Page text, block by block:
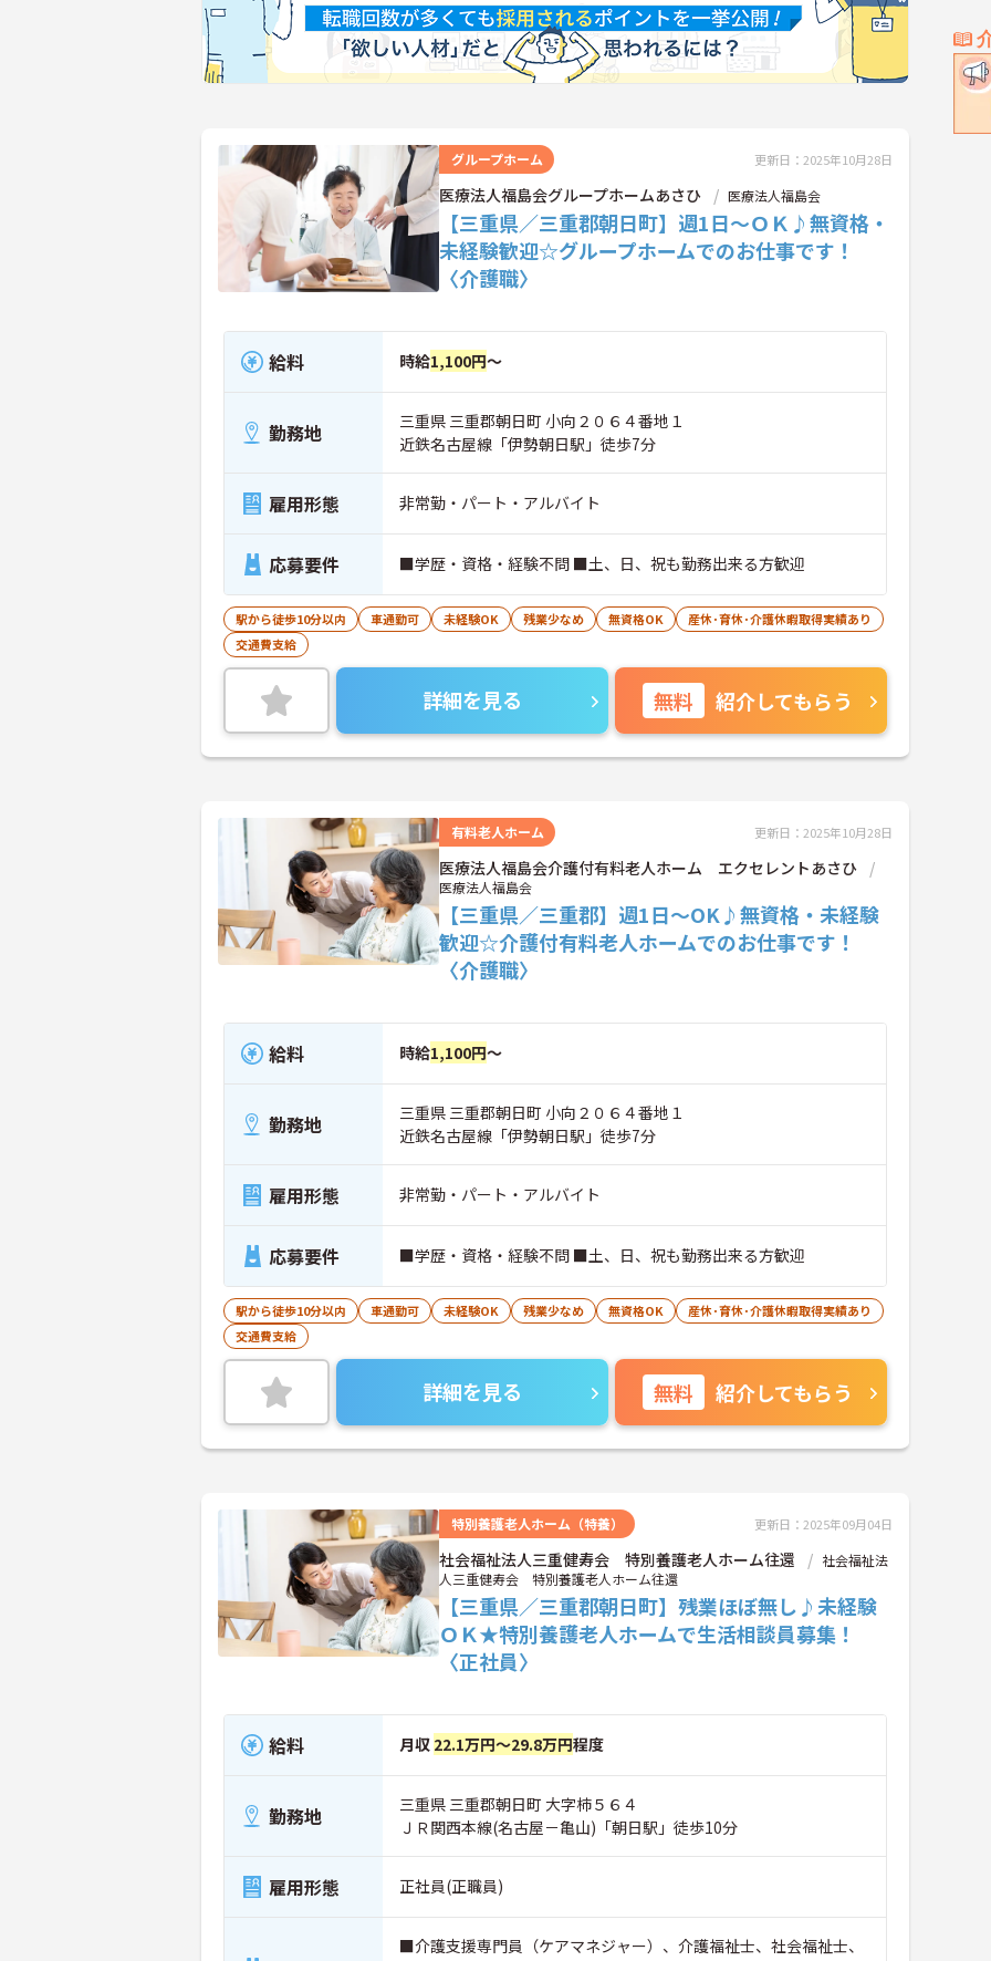
グループホーム 更新日：2025年10月28日
医療法人福島会グループホームあさひ 医療法人福島会
【三重県／三重郡朝日町】週1日～ＯＫ♪無資格・
未経験歓迎☆グループホームでのお仕事です！
〈介護職〉
給料 時給1,100円～
勤務地
三重県 三重郡朝日町 小向２０６４番地１
近鉄名古屋線「伊勢朝日駅」徒歩7分
雇用形態 非常勤・パート・アルバイト
応募要件 ■学歴・資格・経験不問 ■土、日、祝も勤務出来る方歓迎
駅から徒歩10分以内 車通勤可 未経験OK 残業少なめ 無資格OK
産休･育休･介護休暇取得実績あり
交通費支給
詳細を見る 無料 紹介してもらう
有料老人ホーム 更新日：2025年10月28日
医療法人福島会介護付有料老人ホーム エクセレントあさひ
医療法人福島会
【三重県／三重郡】週1日～OK♪無資格・未経験
歓迎☆介護付有料老人ホームでのお仕事です！
〈介護職〉
給料 時給1,100円～
勤務地
三重県 三重郡朝日町 小向２０６４番地１
近鉄名古屋線「伊勢朝日駅」徒歩7分
雇用形態 非常勤・パート・アルバイト
応募要件 ■学歴・資格・経験不問 ■土、日、祝も勤務出来る方歓迎
駅から徒歩10分以内 車通勤可 未経験OK 残業少なめ 無資格OK
産休･育休･介護休暇取得実績あり
交通費支給
詳細を見る 無料 紹介してもらう
特別養護老人ホーム（特養） 更新日：2025年09月04日
社会福祉法人三重健寿会 特別養護老人ホーム往還
社会福祉法
人三重健寿会 特別養護老人ホーム往還
【三重県／三重郡朝日町】残業ほぼ無し♪未経験
ＯＫ★特別養護老人ホームで生活相談員募集！
〈正社員〉
給料 月収 22.1万円～29.8万円程度
勤務地
三重県 三重郡朝日町 大字柿５６４
ＪＲ関西本線(名古屋－亀山)「朝日駅」徒歩10分
雇用形態 正社員(正職員)
■介護支援専門員（ケアマネジャー）、介護福祉士、社会福祉士、